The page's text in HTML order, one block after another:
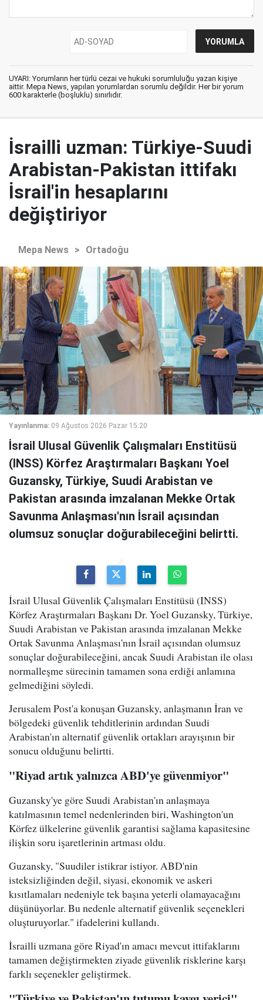
UYARI: Yorumların her türlü cezai ve hukuki sorumluluğu yazan kişiye
aittir. Mepa News, yapılan yorumlardan sorumlu değildir. Her bir yorum
600 karakterle (boşluklu) sınırlıdır.
İsrailli uzman: Türkiye-Suudi
Arabistan-Pakistan ittifakı
İsrail'in hesaplarını
değiştiriyor
Mepa News > Ortadoğu
Yayınlanma: 09 Ağustos 2026 Pazar 15:20
İsrail Ulusal Güvenlik Çalışmaları Enstitüsü
(INSS) Körfez Araştırmaları Başkanı Yoel
Guzansky, Türkiye, Suudi Arabistan ve
Pakistan arasında imzalanan Mekke Ortak
Savunma Anlaşması'nın İsrail açısından
olumsuz sonuçlar doğurabileceğini belirtti.
İsrail Ulusal Güvenlik Çalışmaları Enstitüsü (INSS)
Körfez Araştırmaları Başkanı Dr. Yoel Guzansky, Türkiye,
Suudi Arabistan ve Pakistan arasında imzalanan Mekke
Ortak Savunma Anlaşması'nın İsrail açısından olumsuz
sonuçlar doğurabileceğini, ancak Suudi Arabistan ile olası
normalleşme sürecinin tamamen sona erdiği anlamına
gelmediğini söyledi.
Jerusalem Post'a konuşan Guzansky, anlaşmanın İran ve
bölgedeki güvenlik tehditlerinin ardından Suudi
Arabistan'ın alternatif güvenlik ortakları arayışının bir
sonucu olduğunu belirtti.
"Riyad artık yalnızca ABD'ye güvenmiyor"
Guzansky'ye göre Suudi Arabistan'ın anlaşmaya
katılmasının temel nedenlerinden biri, Washington'un
Körfez ülkelerine güvenlik garantisi sağlama kapasitesine
ilişkin soru işaretlerinin artması oldu.
Guzansky, "Suudiler istikrar istiyor. ABD'nin
isteksizliğinden değil, siyasi, ekonomik ve askeri
kısıtlamaları nedeniyle tek başına yeterli olamayacağını
düşünüyorlar. Bu nedenle alternatif güvenlik seçenekleri
oluşturuyorlar." ifadelerini kullandı.
İsrailli uzmana göre Riyad'ın amacı mevcut ittifaklarını
tamamen değiştirmekten ziyade güvenlik risklerine karşı
farklı seçenekler geliştirmek.